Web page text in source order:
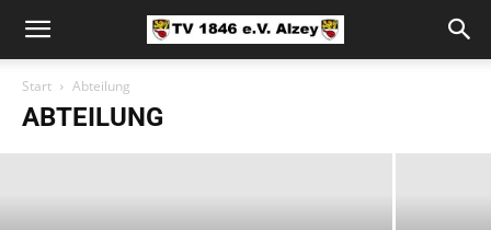
Start Abteilung
ABTEILUNG
Eis-Pause
Christina Haas - 1. August 2022